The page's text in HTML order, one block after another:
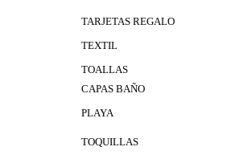
TARJETAS REGALO
TEXTIL
TOALLAS
CAPAS BAÑO
PLAYA
TOQUILLAS